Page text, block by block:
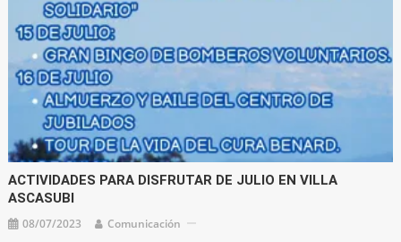
ACTIVIDADES PARA DISFRUTAR DE JULIO EN VILLA
ASCASUBI
08/07/2023 Comunicación